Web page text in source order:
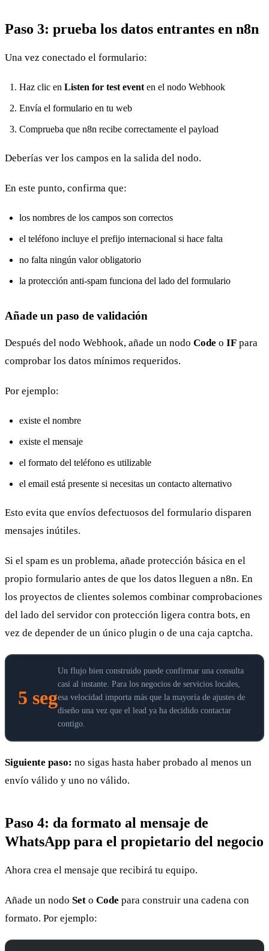
Paso 3: prueba los datos entrantes en n8n
Una vez conectado el formulario:
Haz clic en Listen for test event en el nodo Webhook
Envía el formulario en tu web
Comprueba que n8n recibe correctamente el payload
Deberías ver los campos en la salida del nodo.
En este punto, confirma que:
los nombres de los campos son correctos
el teléfono incluye el prefijo internacional si hace falta
no falta ningún valor obligatorio
la protección anti-spam funciona del lado del formulario
Añade un paso de validación
Después del nodo Webhook, añade un nodo Code o IF para
comprobar los datos mínimos requeridos.
Por ejemplo:
existe el nombre
existe el mensaje
el formato del teléfono es utilizable
el email está presente si necesitas un contacto alternativo
Esto evita que envíos defectuosos del formulario disparen
mensajes inútiles.
Si el spam es un problema, añade protección básica en el
propio formulario antes de que los datos lleguen a n8n. En
los proyectos de clientes solemos combinar comprobaciones
del lado del servidor con protección ligera contra bots, en
vez de depender de un único plugin o de una caja captcha.
5 seg
Un flujo bien construido puede confirmar una consulta
casi al instante. Para los negocios de servicios locales,
esa velocidad importa más que la mayoría de ajustes de
diseño una vez que el lead ya ha decidido contactar
contigo.
Siguiente paso: no sigas hasta haber probado al menos un
envío válido y uno no válido.
Paso 4: da formato al mensaje de
WhatsApp para el propietario del negocio
Ahora crea el mensaje que recibirá tu equipo.
Añade un nodo Set o Code para construir una cadena con
formato. Por ejemplo: